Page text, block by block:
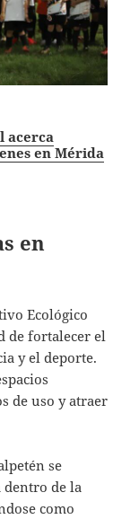
acerca
en Mérida
en
Ecológico
de fortalecer el
y el deporte.
de uso y atraer
se
de la
como